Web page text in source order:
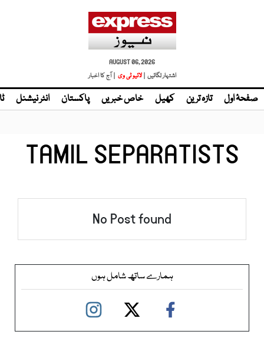
AUGUST 06, 2026
اشتہار لگائیں | لائیو ٹی وی | آج کا اخبار
صفحۂ اول تازہ ترین کھیل خاص خبریں پاکستان انٹر نیشنل
TAMIL SEPARATISTS
No Post found
ہمارے ساتھ شامل ہوں